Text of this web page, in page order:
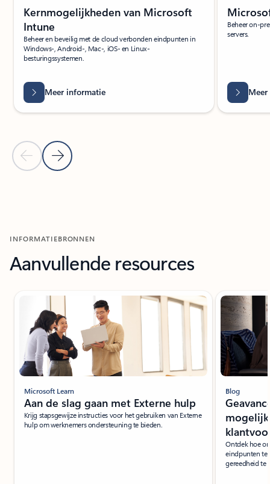
Vorige diaVolgende dia
Kernmogelijkheden van Microsoft
Intune
Beheer en beveilig met de cloud verbonden eindpunten in
Windows-, Android-, Mac-, iOS- en Linux-
besturingssystemen.
Meer informatie
Beheer on-
servers.
INFORMATIEBRONNEN
Aanvullende resources
Microsoft Learn
Aan de slag gaan met Externe hulp
Krijg stapsgewijze instructies voor het gebruiken van Externe
hulp om werknemers ondersteuning te bieden.
Blog
Ontdek hoe
eindpunten te
gereedheid te